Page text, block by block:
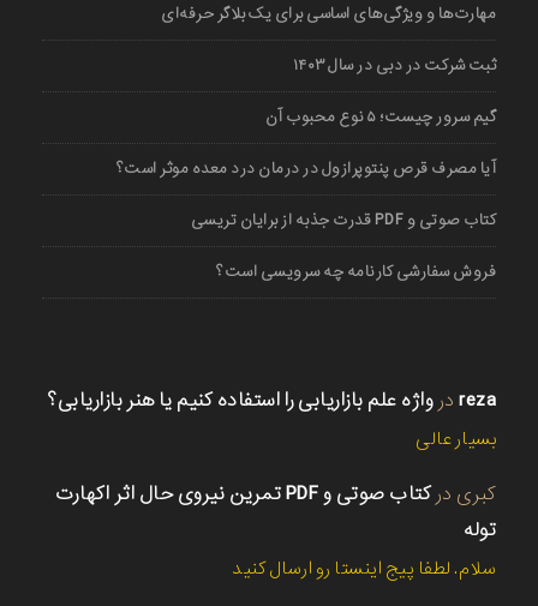
مهارت‌ها و ویژگی‌های اساسی برای یک بلاگر حرفه‌ای
ثبت شرکت در دبی در سال ۱۴۰۳
گیم سرور چیست؛ ۵ نوع محبوب آن
آیا مصرف قرص پنتوپرازول در درمان درد معده موثر است؟
کتاب صوتی و PDF قدرت جذبه از برایان تریسی
فروش سفارشی کارنامه چه سرویسی است؟
reza در واژه علم بازاریابی را استفاده کنیم یا هنر بازاریابی؟
بسیار عالی
کبری در
کتاب صوتی و PDF تمرین نیروی حال اثر اکهارت
توله
سلام. لطفا پیج اینستا رو ارسال کنید